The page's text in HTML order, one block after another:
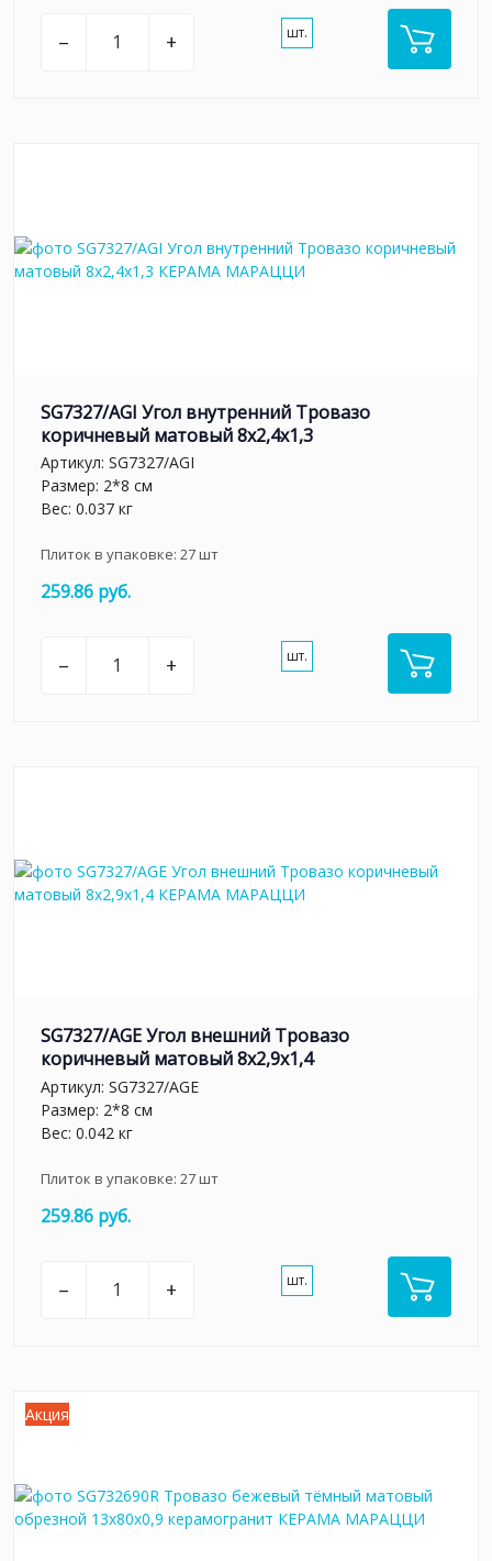
– + шт.
SG7327/AGI Угол внутренний Тровазо
коричневый матовый 8x2,4x1,3
Артикул: SG7327/AGI
Размер: 2*8 см
Вес: 0.037 кг
Плиток в упаковке: 27шт
259.86 руб.
– + шт.
SG7327/AGE Угол внешний Тровазо
коричневый матовый 8x2,9x1,4
Артикул: SG7327/AGE
Размер: 2*8 см
Вес: 0.042 кг
Плиток в упаковке: 27шт
259.86 руб.
– + шт.
Акция